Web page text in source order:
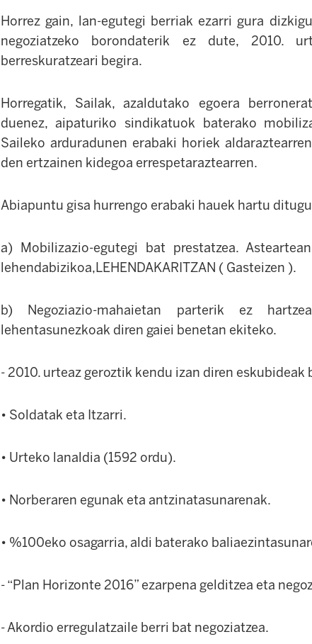
Horrez gain, lan-egutegi berriak ezarri gura
negoziatzeko borondaterik ez dute, 2010.
berreskuratzeari begira.
Horregatik, Sailak, azaldutako egoera
duenez, aipaturiko sindikatuok baterako
Saileko arduradunen erabaki horiek
den ertzainen kidegoa errespetaraztearren.
Abiapuntu gisa hurrengo erabaki hauek hartu
a) Mobilizazio-egutegi bat prestatzea.
lehendabizikoa,LEHENDAKARITZAN ( Gasteizen ).
b) Negoziazio-mahaietan parterik ez
lehentasunezkoak diren gaiei benetan ekiteko.
- 2010. urteaz geroztik kendu izan diren eskubideak
• Soldatak eta Itzarri.
• Urteko lanaldia (1592 ordu).
• Norberaren egunak eta antzinatasunarenak.
• %100eko osagarria, aldi baterako
- “Plan Horizonte 2016” ezarpena gelditzea eta
- Akordio erregulatzaile berri bat negoziatzea.